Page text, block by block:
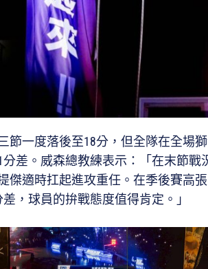
節一度落後至18分，但全隊在全場
差。威森總教練表示：「在末節戰
傑適時扛起進攻重任。在季後賽高
，球員的拚戰態度值得肯定。」